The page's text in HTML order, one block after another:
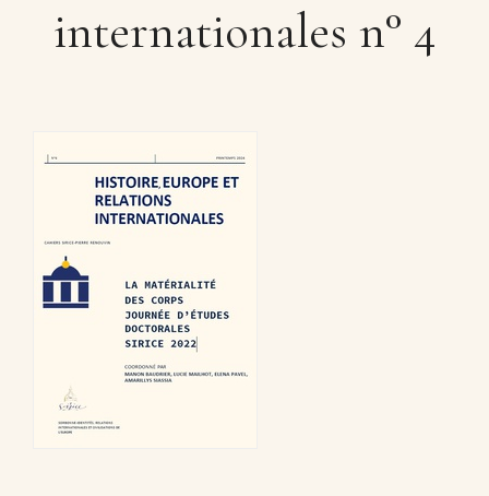
internationales n° 4